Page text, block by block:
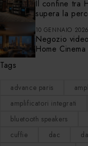
Il confine tra
supera la
10 GENNAIO 2026
Negozio
Home
Tags
advance paris
amplificatori integrati
bluetooth speakers
cuffie
dac